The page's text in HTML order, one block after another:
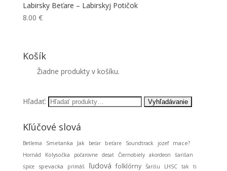
Labirsky Beťare – Labirskyj Potičok
8.00 €
Košík
Žiadne produkty v košíku.
Hľadať:
Kľúčové slová
Betlema Smetanka Jak beťar beťare Soundtrack jozef
mace?
Hornád
Kolysočka počarovne desat Čiernobiely akordeon
šarišan
śpice
spevacka primáš ľudová folklórny Šarišu LHSC tak ti